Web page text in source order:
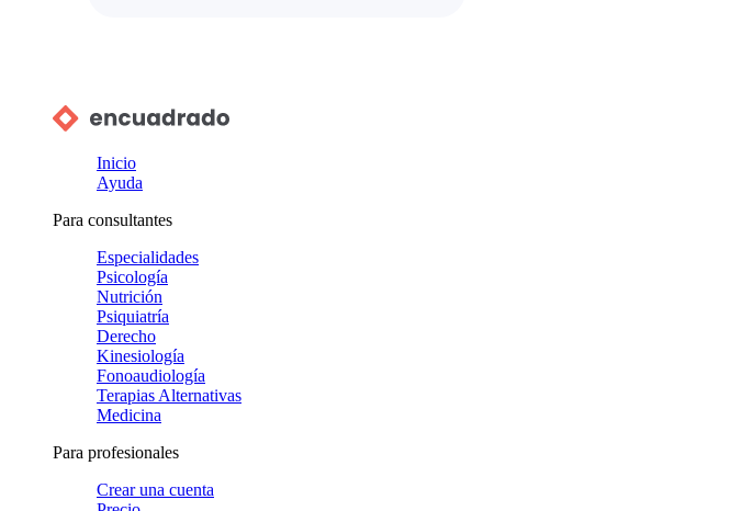
Inicio
Ayuda
Para consultantes
Especialidades
Psicología
Nutrición
Psiquiatría
Derecho
Kinesiología
Fonoaudiología
Terapias Alternativas
Medicina
Para profesionales
Crear una cuenta